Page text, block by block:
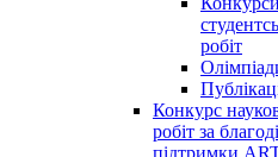
робіт
Конкурс
робіт за